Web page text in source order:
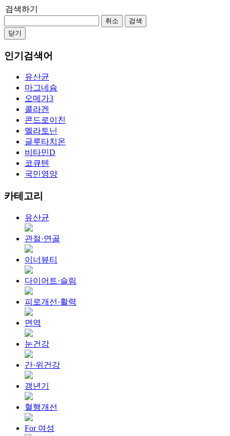
검색하기
취소
검색
닫기
인기검색어
유산균
마그네슘
오메가3
콜라겐
콘드로이친
멜라토닌
글루타치온
비타민D
코큐텐
국민영양
카테고리
유산균
관절·연골
이너뷰티
다이어트·슬림
피로개선·활력
면역
눈건강
간·위건강
갱년기
혈행개선
For 여성